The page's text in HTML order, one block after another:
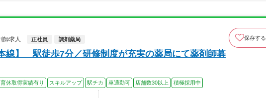
師求人
正社員 調剤薬局 保存する
線】 駅徒歩7分／研修制度が充実の薬局にて薬剤師募
休取得実績有り スキルアップ 駅チカ 車通勤可 店舗数30以上 積極採用中